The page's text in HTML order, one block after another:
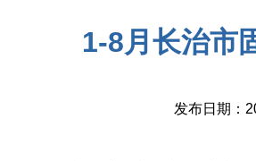
1-8月长治市
发布日期：